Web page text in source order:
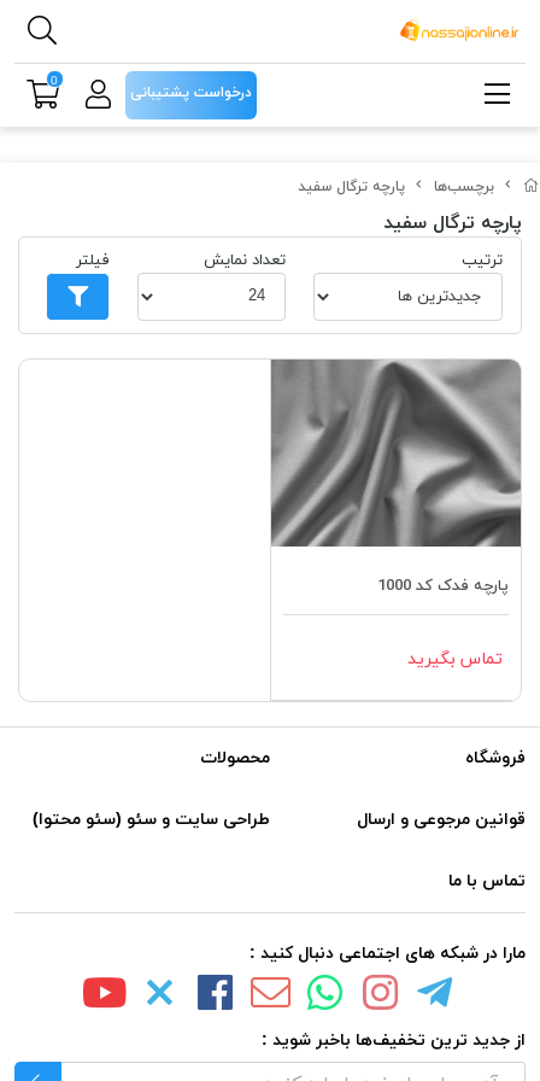
برچسب‌ها پارچه ترگال سفید
پارچه ترگال سفید
ترتیب تعداد نمایش فیلتر
پارچه فدک کد 1000
تماس بگیرید
فروشگاه محصولات
قوانین مرجوعی و ارسال طراحی سایت و سئو (سئو محتوا)
تماس با ما
مارا در شبکه های اجتماعی دنبال کنید :
از جدید ترین تخفیف‌ها باخبر شوید :
درخواست پشتیبانی
0